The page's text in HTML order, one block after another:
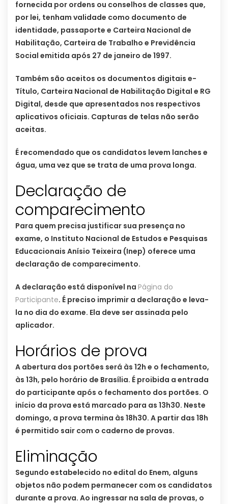
fornecida por ordens ou conselhos de classes que,
por lei, tenham validade como documento de
identidade, passaporte e Carteira Nacional de
Habilitação, Carteira de Trabalho e Previdência
Social emitida após 27 de janeiro de 1997.
Também são aceitos os documentos digitais e-
Título, Carteira Nacional de Habilitação Digital e RG
Digital, desde que apresentados nos respectivos
aplicativos oficiais. Capturas de telas não serão
aceitas.
É recomendado que os candidatos levem lanches e
água, uma vez que se trata de uma prova longa.
Declaração de
comparecimento
Para quem precisa justificar sua presença no
exame, o Instituto Nacional de Estudos e Pesquisas
Educacionais Anísio Teixeira (Inep) oferece uma
declaração de comparecimento.
A declaração está disponível na Página do
Participante. É preciso imprimir a declaração e leva-
la no dia do exame. Ela deve ser assinada pelo
aplicador.
Horários de prova
A abertura dos portões será às 12h e o fechamento,
às 13h, pelo horário de Brasília. É proibida a entrada
do participante após o fechamento dos portões. O
início da prova está marcado para as 13h30. Neste
domingo, a prova termina às 18h30. A partir das 18h
é permitido sair com o caderno de provas.
Eliminação
Segundo estabelecido no edital do Enem, alguns
objetos não podem permanecer com os candidatos
durante a prova. Ao ingressar na sala de provas, o